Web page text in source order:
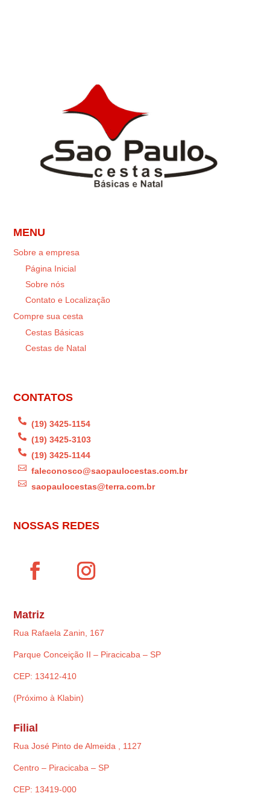
MENU
Sobre a empresa
Página Inicial
Sobre nós
Contato e Localização
Compre sua cesta
Cestas Básicas
Cestas de Natal
CONTATOS
 (19) 3425-1154
 (19) 3425-3103
 (19) 3425-1144
 faleconosco@saopaulocestas.com.br
 saopaulocestas@terra.com.br
NOSSAS REDES
Matriz
Rua Rafaela Zanin, 167
Parque Conceição II – Piracicaba – SP
CEP: 13412-410
(Próximo à Klabin)
Filial
Rua José Pinto de Almeida , 1127
Centro – Piracicaba – SP
CEP: 13419-000